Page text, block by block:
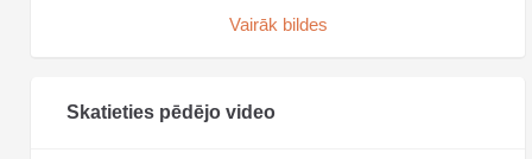
Vairāk bildes
Skatieties pēdējo video